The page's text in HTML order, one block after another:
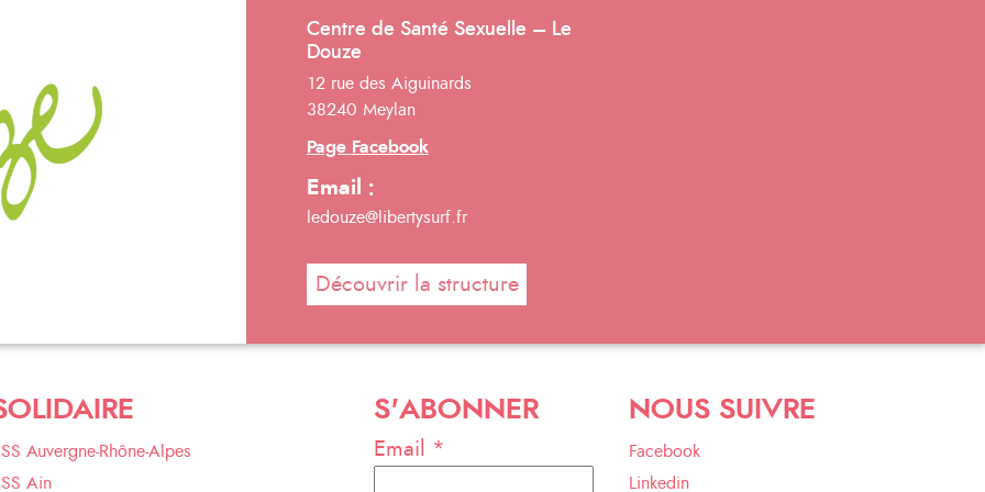
Centre de Santé Sexuelle – Le
Douze
12 rue des Aiguinards
38240 Meylan
Page Facebook
Email :
ledouze@libertysurf.fr
Découvrir la structure
Auvergne-Rhône-Alpes
Ain
S'ABONNER
Email *
NOUS SUIVRE
Facebook
Linkedin